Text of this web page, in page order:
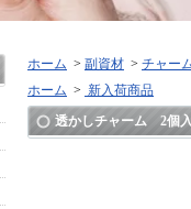
ホーム > 副資材 > チャー
ホーム > 新入荷商品
透かしチャーム 2個